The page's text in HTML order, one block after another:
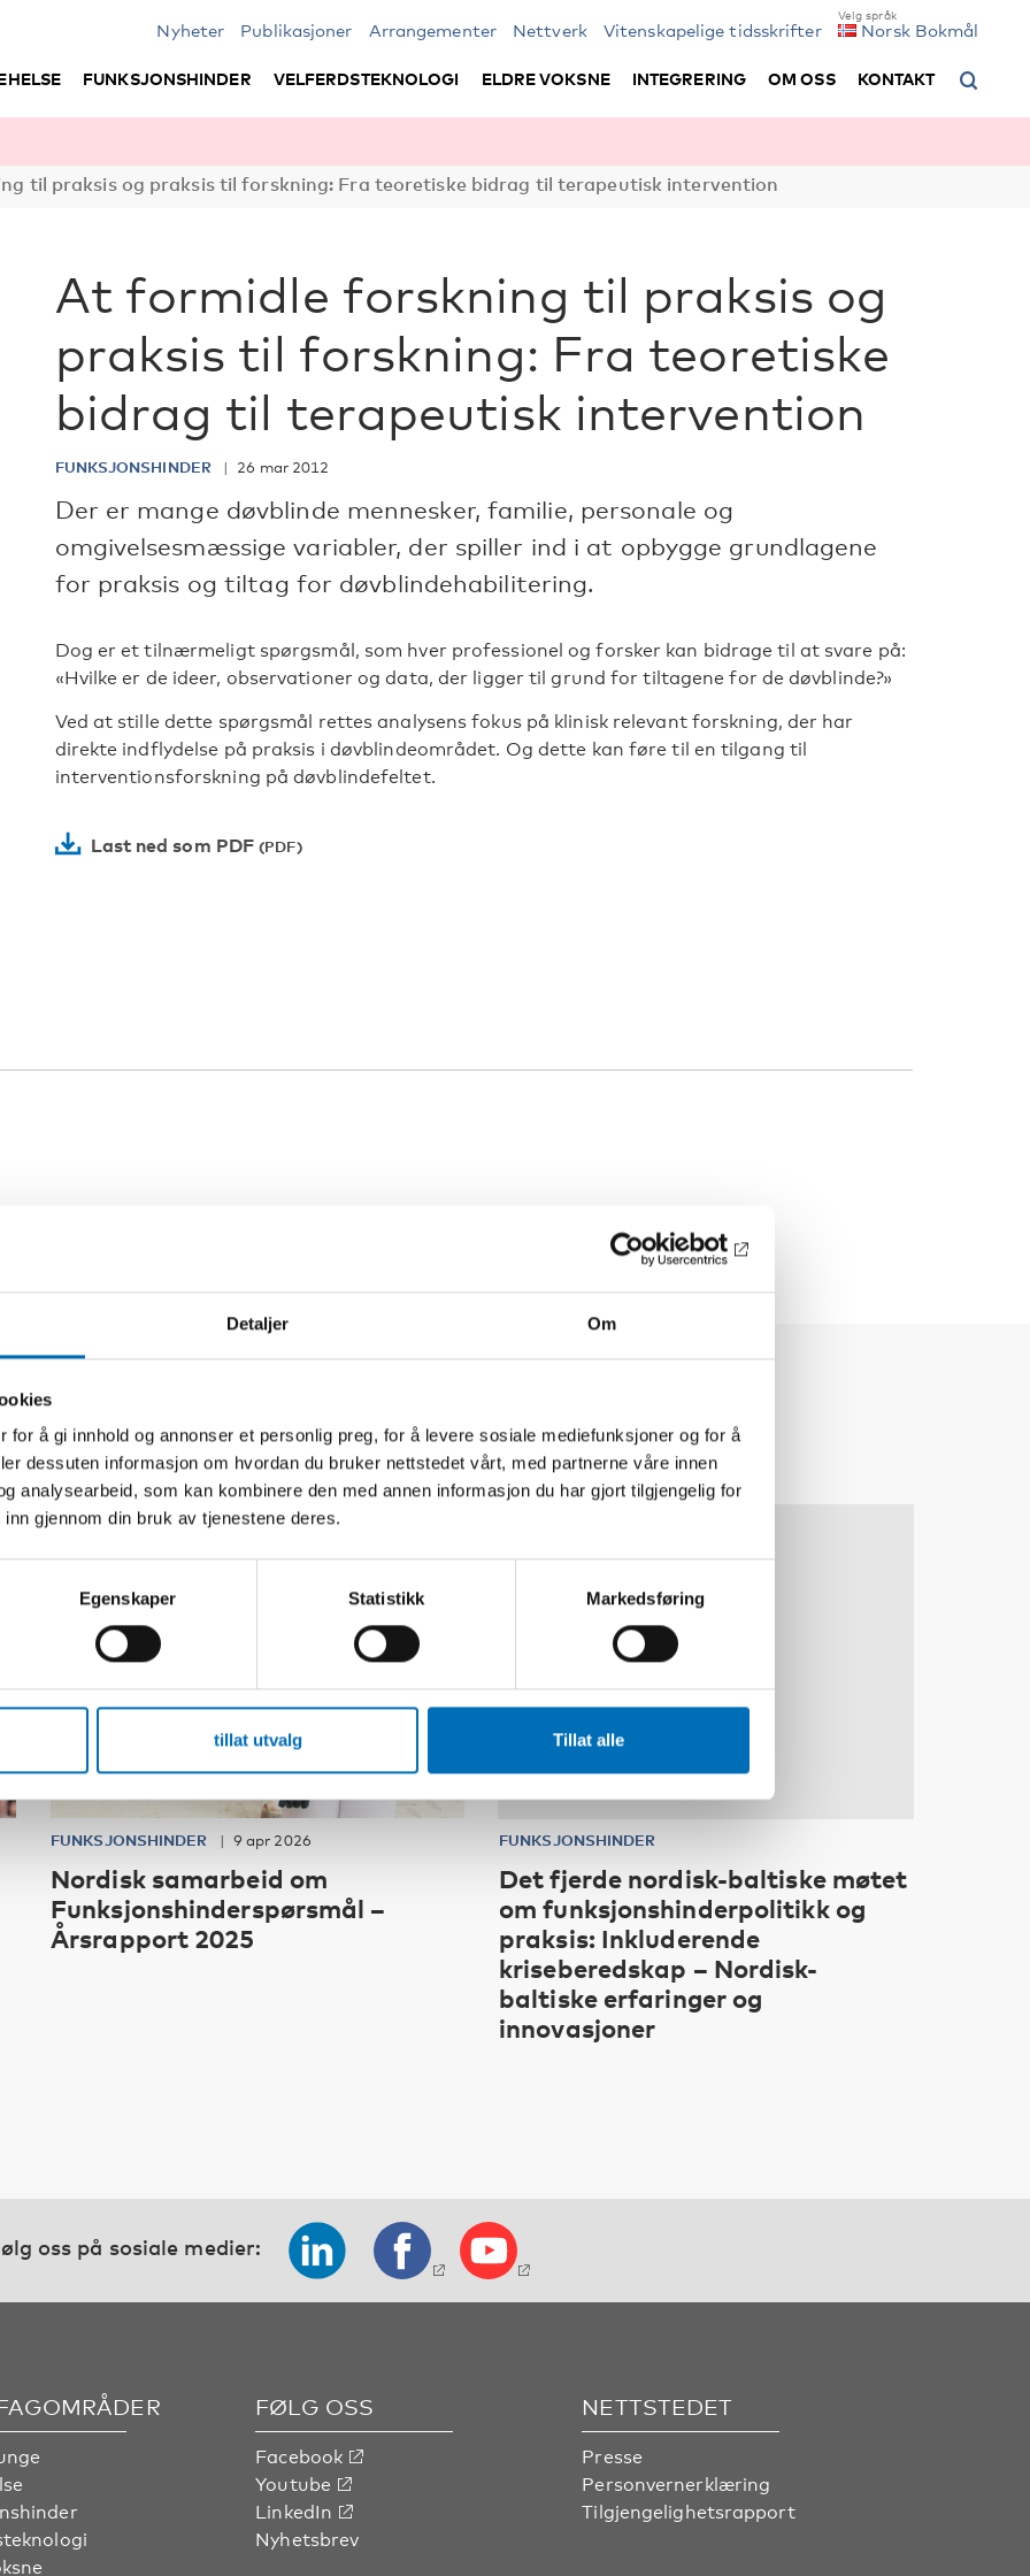
Detaljer Om
for å gi innhold og annonser et personlig preg, for å levere sosiale mediefunksjoner og for å
dessuten informasjon om hvordan du bruker nettstedet vårt, med partnerne våre innen
analysearbeid, som kan kombinere den med annen informasjon du har gjort tilgjengelig for
gjennom din bruk av tjenestene deres.
Egenskaper Statistikk Markedsføring
tillat utvalg Tillat alle
Nyheter Publikasjoner Arrangementer Nettverk Vitenskapelige tidsskrifter Norsk Bokmål
FUNKSJONSHINDER VELFERDSTEKNOLOGI ELDRE VOKSNE INTEGRERING OM OSS KONTAKT
til praksis og praksis til forskning: Fra teoretiske bidrag til terapeutisk intervention
At formidle forskning til praksis og
praksis til forskning: Fra teoretiske
bidrag til terapeutisk intervention
FUNKSJONSHINDER 26 mar 2012
Der er mange døvblinde mennesker, familie, personale og
omgivelsesmæssige variabler, der spiller ind i at opbygge grundlagene
for praksis og tiltag for døvblindehabilitering.
Dog er et tilnærmeligt spørgsmål, som hver professionel og forsker kan bidrage til at svare på:
«Hvilke er de ideer, observationer og data, der ligger til grund for tiltagene for de døvblinde?»
Ved at stille dette spørgsmål rettes analysens fokus på klinisk relevant forskning, der har
direkte indflydelse på praksis i døvblindeområdet. Og dette kan føre til en tilgang til
interventionsforskning på døvblindefeltet.
Last ned som PDF
FUNKSJONSHINDER 9 apr 2026
Nordisk samarbeid om
Funksjonshinderspørsmål –
Årsrapport 2025
FUNKSJONSHINDER
Det fjerde nordisk-baltiske møtet
om funksjonshinderpolitikk og
praksis: Inkluderende
kriseberedskap – Nordisk-
baltiske erfaringer og
innovasjoner
oss på sosiale medier:
FØLG OSS
Facebook
Youtube
LinkedIn
Nyhetsbrev
NETTSTEDET
Presse
Personvernerklæring
Tilgjengelighetsrapport